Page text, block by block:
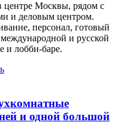
центре Москвы, рядом с
и деловым центром.
персонал, готовый
и русской
и лобби-баре.
и одной большой